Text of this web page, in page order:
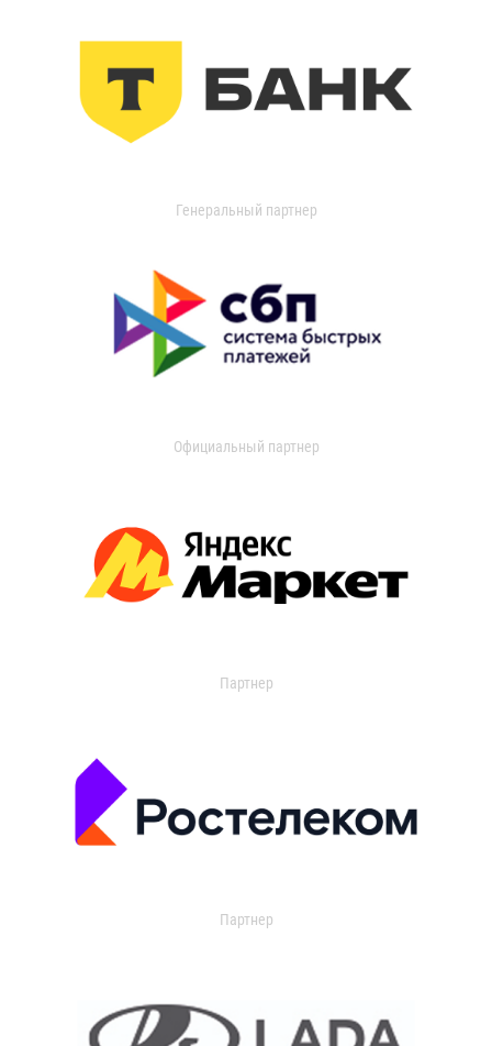
Генеральный партнер
Официальный партнер
Партнер
Партнер